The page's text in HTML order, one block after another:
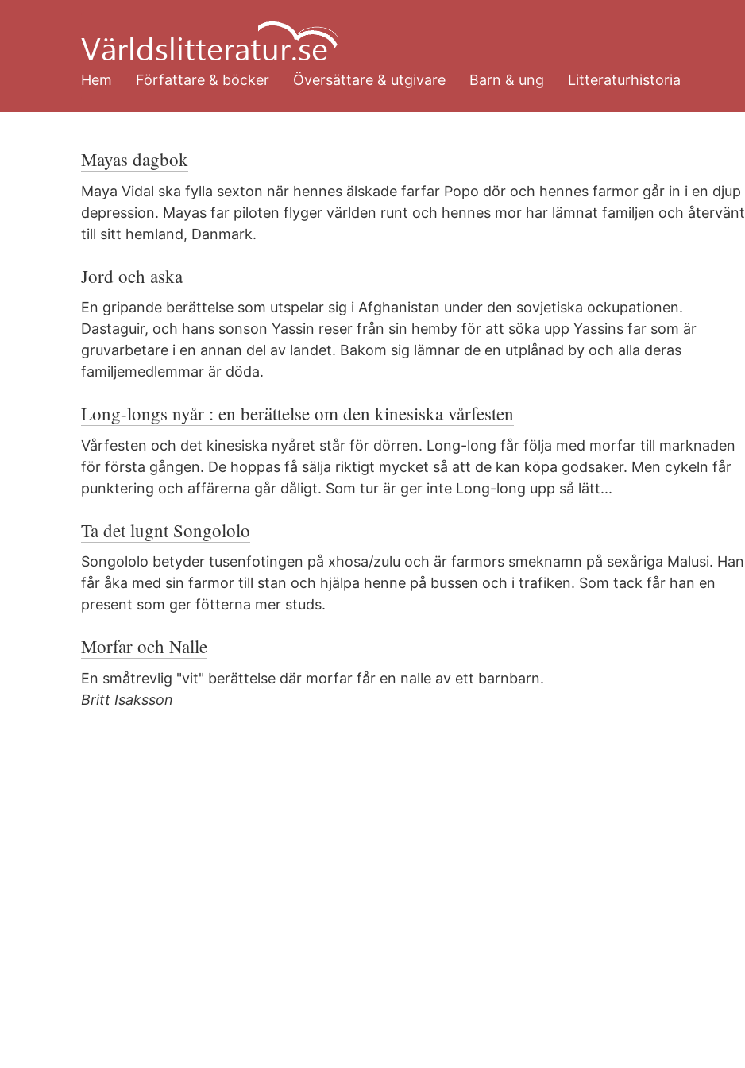
huvudinnehåll
Hem
Författare & böcker Översättare & utgivare Barn & ung Litteraturhistoria
Mayas dagbok
Maya Vidal ska fylla sexton när hennes älskade farfar Popo dör och hennes farmor går in i en djup
depression. Mayas far piloten flyger världen runt och hennes mor har lämnat familjen och återvänt
till sitt hemland, Danmark.
Jord och aska
En gripande berättelse som utspelar sig i Afghanistan under den sovjetiska ockupationen.
Dastaguir, och hans sonson Yassin reser från sin hemby för att söka upp Yassins far som är
gruvarbetare i en annan del av landet. Bakom sig lämnar de en utplånad by och alla deras
familjemedlemmar är döda.
Long-longs nyår : en berättelse om den kinesiska vårfesten
Vårfesten och det kinesiska nyåret står för dörren. Long-long får följa med morfar till marknaden
för första gången. De hoppas få sälja riktigt mycket så att de kan köpa godsaker. Men cykeln får
punktering och affärerna går dåligt. Som tur är ger inte Long-long upp så lätt...
Ta det lugnt Songololo
Songololo betyder tusenfotingen på xhosa/zulu och är farmors smeknamn på sexåriga Malusi. Han
får åka med sin farmor till stan och hjälpa henne på bussen och i trafiken. Som tack får han en
present som ger fötterna mer studs.
Morfar och Nalle
En småtrevlig "vit" berättelse där morfar får en nalle av ett barnbarn.
Britt Isaksson